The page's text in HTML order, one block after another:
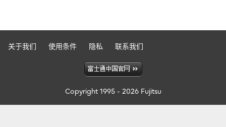
关于我们 使用条件 隐私 联系我们
Copyright 1995 - 2026 Fujitsu